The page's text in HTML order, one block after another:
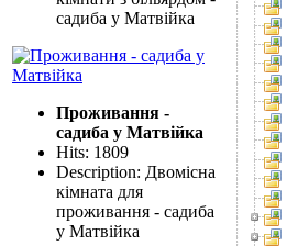
садиба у Матвійка
Проживання -
садиба у Матвійка
Hits: 1809
Description: Двомісна
кімната для
проживання - садиба
у Матвійка